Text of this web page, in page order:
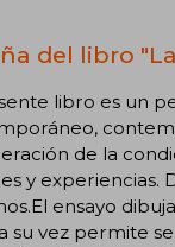
del libro
libro es un
de la
y experiencias.
ensayo
su vez permite